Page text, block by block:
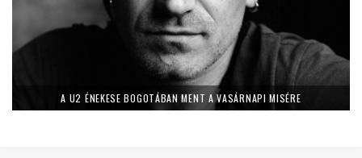
A U2 ÉNEKESE BOGOTÁBAN MENT A VASÁRNAPI MISÉRE